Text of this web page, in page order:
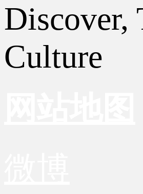
Discover,
Culture